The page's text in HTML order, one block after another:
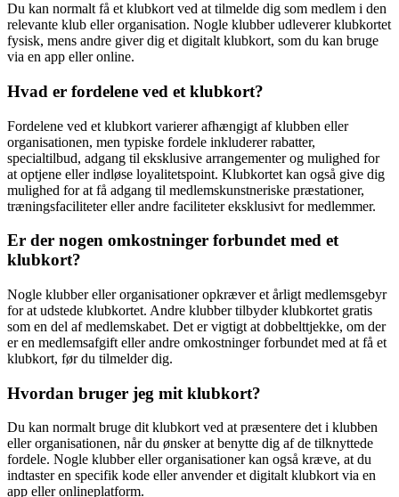
Du kan normalt få et klubkort ved at tilmelde dig som medlem i den
relevante klub eller organisation. Nogle klubber udleverer klubkortet
fysisk, mens andre giver dig et digitalt klubkort, som du kan bruge
via en app eller online.
Hvad er fordelene ved et klubkort?
Fordelene ved et klubkort varierer afhængigt af klubben eller
organisationen, men typiske fordele inkluderer rabatter,
specialtilbud, adgang til eksklusive arrangementer og mulighed for
at optjene eller indløse loyalitetspoint. Klubkortet kan også give dig
mulighed for at få adgang til medlemskunstneriske præstationer,
træningsfaciliteter eller andre faciliteter eksklusivt for medlemmer.
Er der nogen omkostninger forbundet med et
klubkort?
Nogle klubber eller organisationer opkræver et årligt medlemsgebyr
for at udstede klubkortet. Andre klubber tilbyder klubkortet gratis
som en del af medlemskabet. Det er vigtigt at dobbelttjekke, om der
er en medlemsafgift eller andre omkostninger forbundet med at få et
klubkort, før du tilmelder dig.
Hvordan bruger jeg mit klubkort?
Du kan normalt bruge dit klubkort ved at præsentere det i klubben
eller organisationen, når du ønsker at benytte dig af de tilknyttede
fordele. Nogle klubber eller organisationer kan også kræve, at du
indtaster en specifik kode eller anvender et digitalt klubkort via en
app eller onlineplatform.